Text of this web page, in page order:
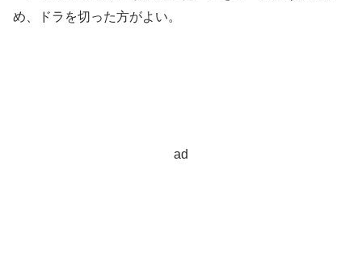
め、ドラを切った方がよい。
ad